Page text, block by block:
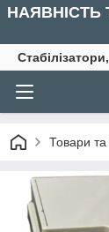
НАЯВНІСТЬ
Товари та